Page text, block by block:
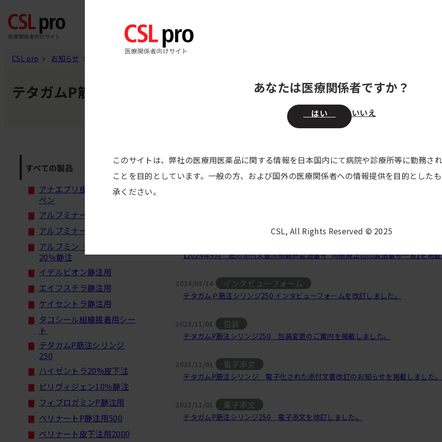
容
を
CSL pro お知らせ
テタガムP筋注シリンジ250
すべての製品
アナエブリ皮下注200mg
ペン
アルブミナー5%静注
アルブミナー25%静注
アルブミン‐ベーリング
20％静注
イデルビオン静注用
エイフスチラ静注用
ケイセントラ静注用
タコシール組織接着用シー
ト
テタガムP筋注シリンジ
250
ハイゼントラ20%皮下注
ピリヴィジェン10％静注
フィブロガミンP静注用
ベリナートP静注用500
ベリナート皮下注用2000
2025/09/26 供給状況
テタガムP筋注シリンジ250 限定出荷解除のお知らせ
【2024年9月 紙の添付文書同梱最終製造番号_同梱廃止初回製造番号一覧】を掲
2024/03/14 インタビューフォーム
テタガムＰ筋注シリンジ250 インタビューフォームを改訂しました。
2023/11/01 包装
テタガムP筋注シリンジ250 包装変更のご案内を掲載しました。
2023/11/01 電子添文
テタガムP筋注シリンジ 電子化された添付文書改訂のお知らせを掲載しました。
2023/11/01 電子添文
テタガムP筋注シリンジ250 電子添文を改訂しました。
あなたは医療関係者ですか？
はい いいえ
このサイトは、弊社の医療用医薬品に関する情報を日本国内にて病院や診療所等に勤務さ
ことを目的としています。一般の方、および国外の医療関係者への情報提供を目的とした
承ください。
CSL, All Rights Reserved © 2025